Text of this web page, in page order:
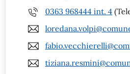
0363 968444 int. 4